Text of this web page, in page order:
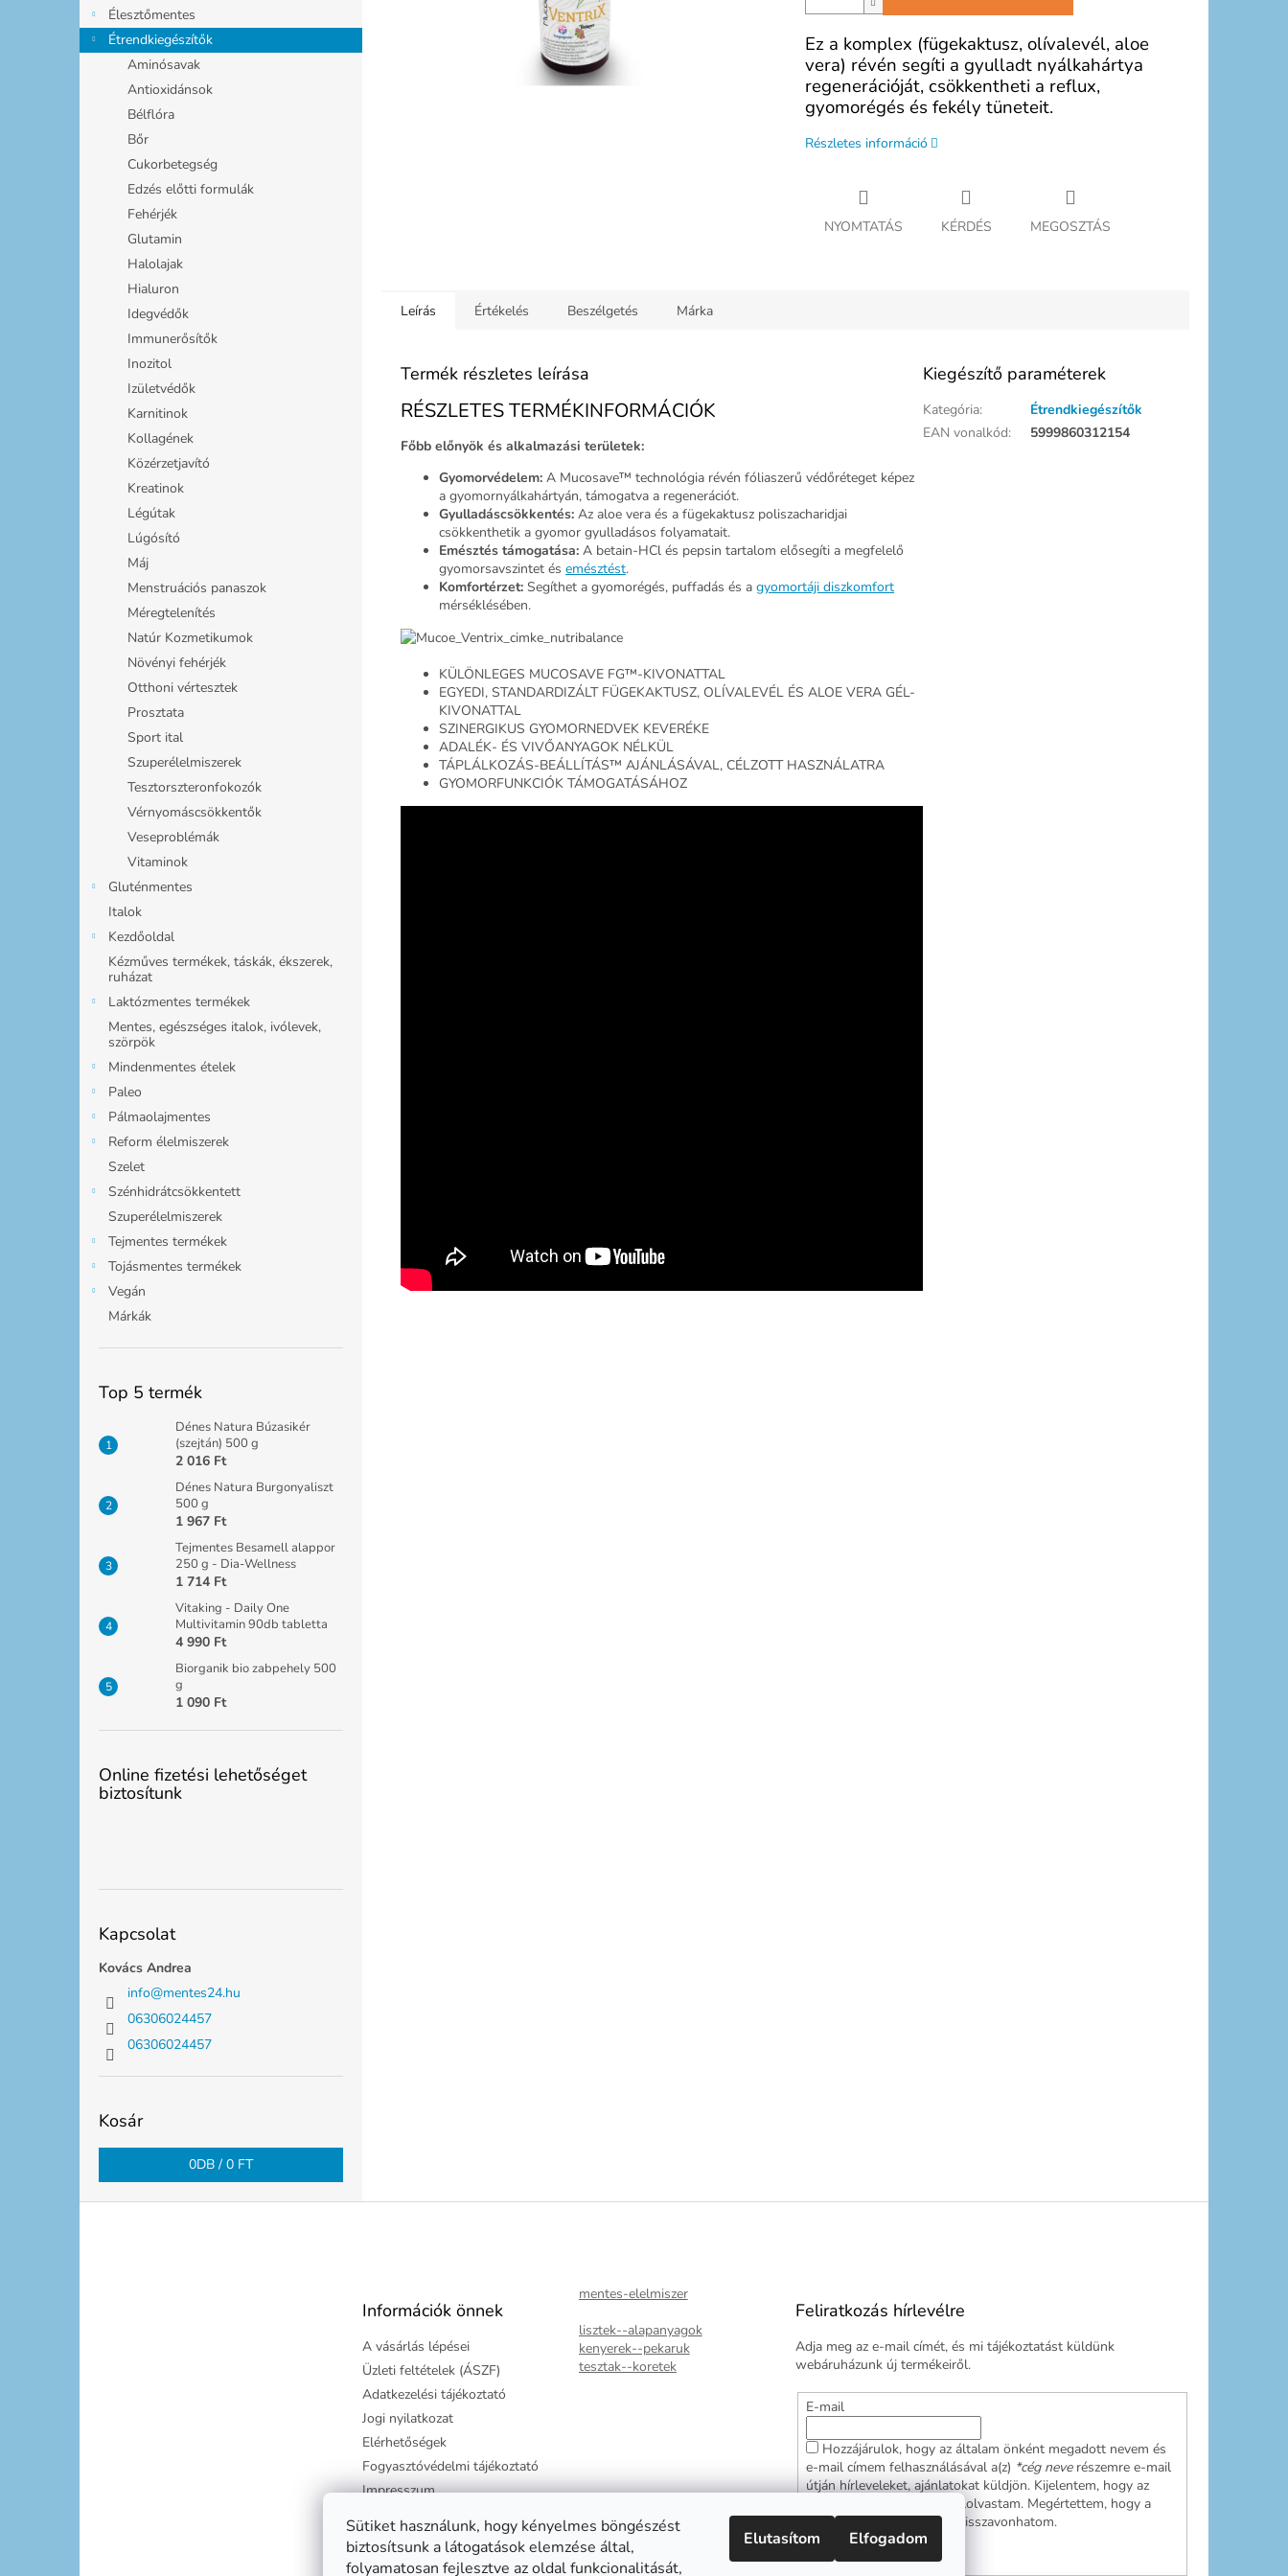
Sütiket használunk, hogy kényelmes böngészést
biztosítsunk a látogatások elemzése által,
folyamatosan fejlesztve az oldal funkcionalitását,
Elutasítom Elfogadom
Élesztőmentes
Étrendkiegészítők
Aminósavak
Antioxidánsok
Bélflóra
Bőr
Cukorbetegség
Edzés előtti formulák
Fehérjék
Glutamin
Halolajak
Hialuron
Idegvédők
Immunerősítők
Inozitol
Izületvédők
Karnitinok
Kollagének
Közérzetjavító
Kreatinok
Légútak
Lúgósító
Máj
Menstruációs panaszok
Méregtelenítés
Natúr Kozmetikumok
Növényi fehérjék
Otthoni vértesztek
Prosztata
Sport ital
Szuperélelmiszerek
Tesztorszteronfokozók
Vérnyomáscsökkentők
Veseproblémák
Vitaminok
Gluténmentes
Italok
Kezdőoldal
Kézműves termékek, táskák, ékszerek,
ruházat
Laktózmentes termékek
Mentes, egészséges italok, ivólevek,
szörpök
Mindenmentes ételek
Paleo
Pálmaolajmentes
Reform élelmiszerek
Szelet
Szénhidrátcsökkentett
Szuperélelmiszerek
Tejmentes termékek
Tojásmentes termékek
Vegán
Márkák
Top 5 termék
Dénes Natura Búzasikér
(szejtán) 500 g
2 016 Ft
Dénes Natura Burgonyaliszt
500 g
1 967 Ft
Tejmentes Besamell alappor
250 g - Dia-Wellness
1 714 Ft
Vitaking - Daily One
Multivitamin 90db tabletta
4 990 Ft
Biorganik bio zabpehely 500
g
1 090 Ft
Online fizetési lehetőséget
biztosítunk
Kapcsolat
Kovács Andrea
info@mentes24.hu
06306024457
06306024457
Kosár
0DB / 0 FT
Ez a komplex (fügekaktusz, olívalevél, aloe
vera) révén segíti a gyulladt nyálkahártya
regenerációját, csökkentheti a reflux,
gyomorégés és fekély tüneteit.
Részletes információ
NYOMTATÁS KÉRDÉS MEGOSZTÁS
Leírás Értékelés Beszélgetés Márka
Termék részletes leírása
RÉSZLETES TERMÉKINFORMÁCIÓK
Főbb előnyök és alkalmazási területek:
Gyomorvédelem: A Mucosave™ technológia révén fóliaszerű védőréteget képez
a gyomornyálkahártyán, támogatva a regenerációt.
Gyulladáscsökkentés: Az aloe vera és a fügekaktusz poliszacharidjai
csökkenthetik a gyomor gyulladásos folyamatait.
Emésztés támogatása: A betain-HCl és pepsin tartalom elősegíti a megfelelő
gyomorsavszintet és emésztést.
Komfortérzet: Segíthet a gyomorégés, puffadás és a gyomortáji diszkomfort
mérséklésében.
KÜLÖNLEGES MUCOSAVE FG™-KIVONATTAL
EGYEDI, STANDARDIZÁLT FÜGEKAKTUSZ, OLÍVALEVÉL ÉS ALOE VERA GÉL-
KIVONATTAL
SZINERGIKUS GYOMORNEDVEK KEVERÉKE
ADALÉK- ÉS VIVŐANYAGOK NÉLKÜL
TÁPLÁLKOZÁS-BEÁLLÍTÁS™ AJÁNLÁSÁVAL, CÉLZOTT HASZNÁLATRA
GYOMORFUNKCIÓK TÁMOGATÁSÁHOZ
Kiegészítő paraméterek
Kategória:
Étrendkiegészítők
EAN vonalkód: 5999860312154
Információk önnek
A vásárlás lépései
Üzleti feltételek (ÁSZF)
Adatkezelési tájékoztató
Jogi nyilatkozat
Elérhetőségek
Fogyasztóvédelmi tájékoztató
Impresszum
Szállítási garancia
mentes-elelmiszer
lisztek--alapanyagok
kenyerek--pekaruk
tesztak--koretek
Feliratkozás hírlevélre
Adja meg az e-mail címét, és mi tájékoztatást küldünk
webáruházunk új termékeiről.
E-mail
Hozzájárulok, hogy az általam önként megadott nevem és
e-mail címem felhasználásával a(z) *cég neverészemre e-mail
útján hírleveleket, ajánlatokat küldjön. Kijelentem, hogy az
elolvastam. Megértettem, hogy a
hozzájárulásom bármikor visszavonhatom.
FELIRATKOZÁS